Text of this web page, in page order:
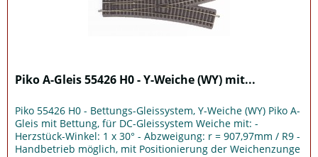
Piko A-Gleis 55426 H0 - Y-Weiche (WY) mit...
Piko 55426 H0 - Bettungs-Gleissystem, Y-Weiche (WY) Piko A-
Gleis mit Bettung, für DC-Gleissystem Weiche mit: -
Herzstück-Winkel: 1 x 30° - Abzweigung: r = 907,97mm / R9 -
Handbetrieb möglich, mit Positionierung der Weichenzunge